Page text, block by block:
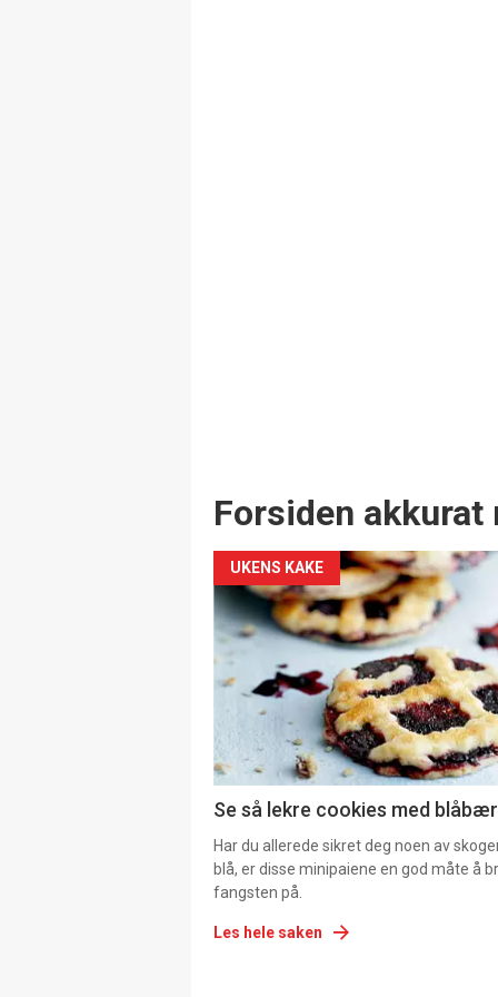
Forsiden akkurat
UKENS KAKE
Se så lekre cookies med
Har du allerede sikret deg noen av
blå, er disse minipaiene en god måte å
fangsten på.
Les hele saken